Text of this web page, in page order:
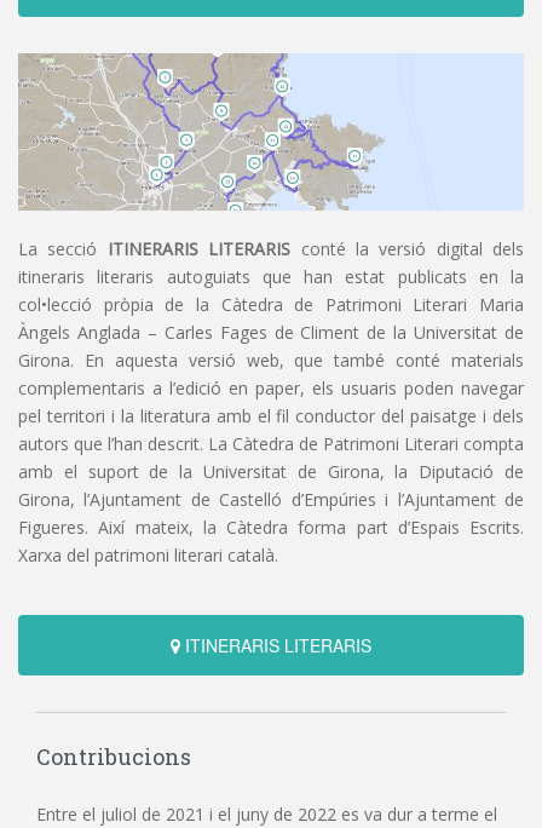
La secció ITINERARIS LITERARIS conté la versió digital dels
itineraris literaris autoguiats que han estat publicats en la
col•lecció pròpia de la Càtedra de Patrimoni Literari Maria
Àngels Anglada – Carles Fages de Climent de la Universitat de
Girona. En aquesta versió web, que també conté materials
complementaris a l’edició en paper, els usuaris poden navegar
pel territori i la literatura amb el fil conductor del paisatge i dels
autors que l’han descrit. La Càtedra de Patrimoni Literari compta
amb el suport de la Universitat de Girona, la Diputació de
Girona, l’Ajuntament de Castelló d’Empúries i l’Ajuntament de
Figueres. Així mateix, la Càtedra forma part d’Espais Escrits.
Xarxa del patrimoni literari català.
ITINERARIS LITERARIS
Contribucions
Entre el juliol de 2021 i el juny de 2022 es va dur a terme el